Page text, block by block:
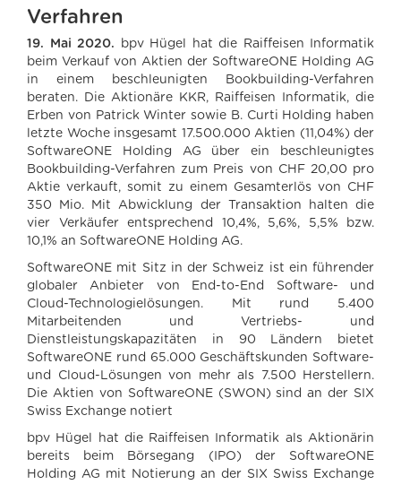
Verfahren
19. Mai 2020. bpv Hügel hat die Raiffeisen Informatik
beim Verkauf von Aktien der SoftwareONE Holding AG
in einem beschleunigten Bookbuilding-Verfahren
beraten. Die Aktionäre KKR, Raiffeisen Informatik, die
Erben von Patrick Winter sowie B. Curti Holding haben
letzte Woche insgesamt 17.500.000 Aktien (11,04%) der
SoftwareONE Holding AG über ein beschleunigtes
Bookbuilding-Verfahren zum Preis von CHF 20,00 pro
Aktie verkauft, somit zu einem Gesamterlös von CHF
350 Mio. Mit Abwicklung der Transaktion halten die
vier Verkäufer entsprechend 10,4%, 5,6%, 5,5% bzw.
10,1% an SoftwareONE Holding AG.
SoftwareONE mit Sitz in der Schweiz ist ein führender
globaler Anbieter von End-to-End Software- und
Cloud-Technologielösungen. Mit rund 5.400
Mitarbeitenden und Vertriebs- und
Dienstleistungskapazitäten in 90 Ländern bietet
SoftwareONE rund 65.000 Geschäftskunden Software-
und Cloud-Lösungen von mehr als 7.500 Herstellern.
Die Aktien von SoftwareONE (SWON) sind an der SIX
Swiss Exchange notiert
bpv Hügel hat die Raiffeisen Informatik als Aktionärin
bereits beim Börsegang (IPO) der SoftwareONE
Holding AG mit Notierung an der SIX Swiss Exchange